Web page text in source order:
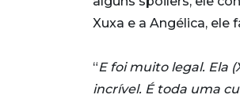
Xuxa e a Angélica,
“E foi muito legal. Ela
incrível. É toda uma